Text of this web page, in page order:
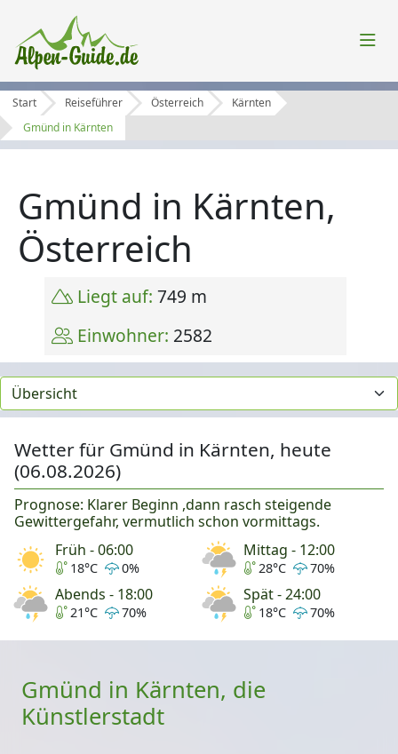
Start Reiseführer Österreich
Kärnten
Gmünd in Kärnten
Gmünd in Kärnten,
Österreich
Liegt auf: 749 m
Einwohner: 2582
Wetter für Gmünd in Kärnten, heute
(06.08.2026)
Prognose: Klarer Beginn ,dann rasch steigende
Gewittergefahr, vermutlich schon vormittags.
Früh - 06:00
18°C 0%
Mittag - 12:00
28°C 70%
Abends - 18:00
21°C 70%
Spät - 24:00
18°C 70%
Gmünd in Kärnten, die
Künstlerstadt